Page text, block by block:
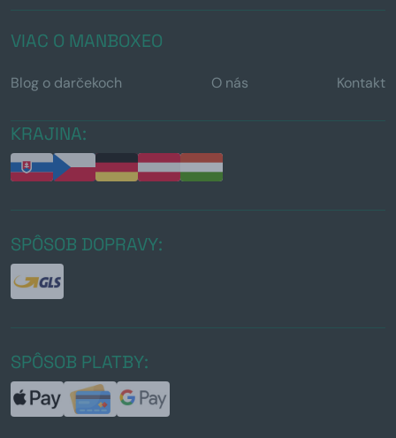
VIAC O MANBOXEO
Blog o darčekoch O nás Kontakt
KRAJINA:
SPÔSOB DOPRAVY:
SPÔSOB PLATBY: